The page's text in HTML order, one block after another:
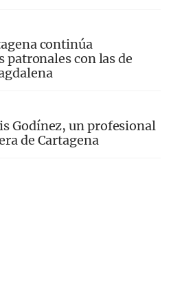
continúa
patronales con las de
Godínez, un profesional
de Cartagena